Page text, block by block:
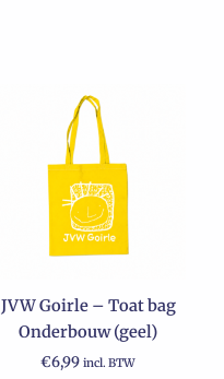
JVW Goirle – Toat bag
Onderbouw (geel)
€6,99 incl. BTW